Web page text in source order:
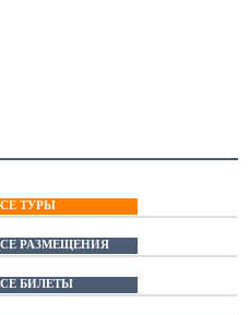
ТУРЫ
РАЗМЕЩЕНИЯ
БИЛЕТЫ